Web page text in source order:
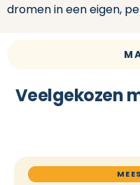
dromen in een eigen,
Veelgekozen